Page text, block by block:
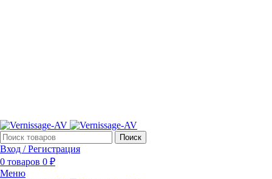
Поиск
Вход / Регистрация
0 товаров 0 ₽
Меню